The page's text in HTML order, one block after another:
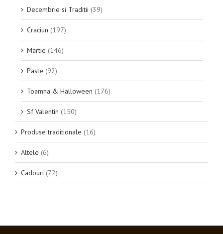
Decembrie si Traditii (39)
Craciun (197)
Martie (146)
Paste (92)
Toamna & Halloween (176)
Sf Valentin (150)
Produse traditionale (16)
Altele (6)
Cadouri (72)